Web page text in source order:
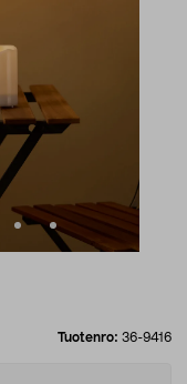
Tuotenro: 36-9416